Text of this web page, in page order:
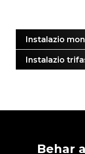
Instalazio
Instalazio
Behar